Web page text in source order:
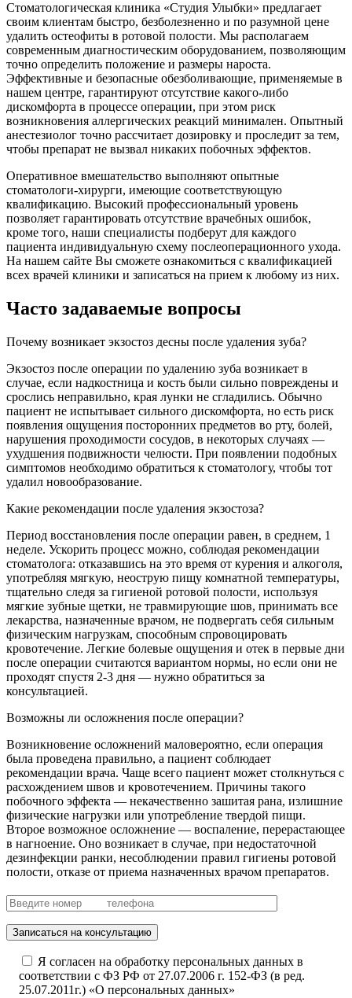
Стоматологическая клиника «Студия Улыбки» предлагает
своим клиентам быстро, безболезненно и по разумной цене
удалить остеофиты в ротовой полости. Мы располагаем
современным диагностическим оборудованием, позволяющим
точно определить положение и размеры нароста.
Эффективные и безопасные обезболивающие, применяемые в
нашем центре, гарантируют отсутствие какого-либо
дискомфорта в процессе операции, при этом риск
возникновения аллергических реакций минимален. Опытный
анестезиолог точно рассчитает дозировку и проследит за тем,
чтобы препарат не вызвал никаких побочных эффектов.
Оперативное вмешательство выполняют опытные
стоматологи-хирурги, имеющие соответствующую
квалификацию. Высокий профессиональный уровень
позволяет гарантировать отсутствие врачебных ошибок,
кроме того, наши специалисты подберут для каждого
пациента индивидуальную схему послеоперационного ухода.
На нашем сайте Вы сможете ознакомиться с квалификацией
всех врачей клиники и записаться на прием к любому из них.
Часто задаваемые вопросы
Почему возникает экзостоз десны после удаления зуба?
Экзостоз после операции по удалению зуба возникает в
случае, если надкостница и кость были сильно повреждены и
срослись неправильно, края лунки не сгладились. Обычно
пациент не испытывает сильного дискомфорта, но есть риск
появления ощущения посторонних предметов во рту, болей,
нарушения проходимости сосудов, в некоторых случаях —
ухудшения подвижности челюсти. При появлении подобных
симптомов необходимо обратиться к стоматологу, чтобы тот
удалил новообразование.
Какие рекомендации после удаления экзостоза?
Период восстановления после операции равен, в среднем, 1
неделе. Ускорить процесс можно, соблюдая рекомендации
стоматолога: отказавшись на это время от курения и алкоголя,
употребляя мягкую, неострую пищу комнатной температуры,
тщательно следя за гигиеной ротовой полости, используя
мягкие зубные щетки, не травмирующие шов, принимать все
лекарства, назначенные врачом, не подвергать себя сильным
физическим нагрузкам, способным спровоцировать
кровотечение. Легкие болевые ощущения и отек в первые дни
после операции считаются вариантом нормы, но если они не
проходят спустя 2-3 дня — нужно обратиться за
консультацией.
Возможны ли осложнения после операции?
Возникновение осложнений маловероятно, если операция
была проведена правильно, а пациент соблюдает
рекомендации врача. Чаще всего пациент может столкнуться с
расхождением швов и кровотечением. Причины такого
побочного эффекта — некачественно зашитая рана, излишние
физические нагрузки или употребление твердой пищи.
Второе возможное осложнение — воспаление, перерастающее
в нагноение. Оно возникает в случае, при недостаточной
дезинфекции ранки, несоблюдении правил гигиены ротовой
полости, отказе от приема назначенных врачом препаратов.
Записаться на консультацию
Я согласен на обработку персональных данных в
соответствии с ФЗ РФ от 27.07.2006 г. 152-ФЗ (в ред.
25.07.2011г.) «О персональных данных»